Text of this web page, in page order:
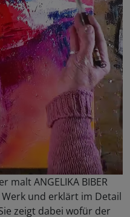
malt ANGELIKA BIBER
und erklärt im Detail
zeigt dabei wofür der